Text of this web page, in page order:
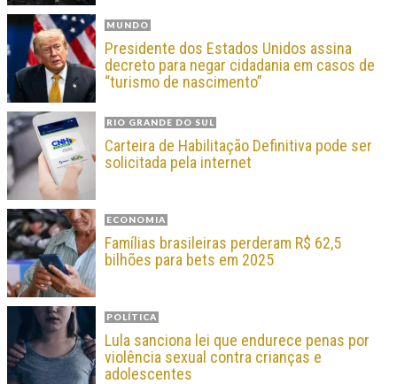
MUNDO
Presidente dos Estados Unidos assina
decreto para negar cidadania em casos de
“turismo de nascimento”
RIO GRANDE DO SUL
Carteira de Habilitação Definitiva pode ser
solicitada pela internet
ECONOMIA
Famílias brasileiras perderam R$ 62,5
bilhões para bets em 2025
POLÍTICA
Lula sanciona lei que endurece penas por
violência sexual contra crianças e
adolescentes